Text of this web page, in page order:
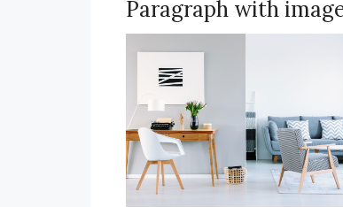
Paragraph with